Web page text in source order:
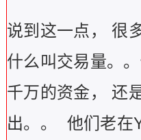
说到这一点， 很
什么叫交易量。
千万的资金， 还
出。。 他们老在